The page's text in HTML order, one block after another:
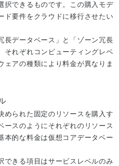
択できるものです。この購入モデ
ド要件をクラウドに移行させたい
長データベース」と「ゾーン冗長
それぞれコンピューティングレベ
ェアの種類により料金が異なりま
められた固定のリソースを購入す
ースのようにそれぞれのリソース
本的な料金は仮想コアデータベー
できる項目はサービスレベルのみ